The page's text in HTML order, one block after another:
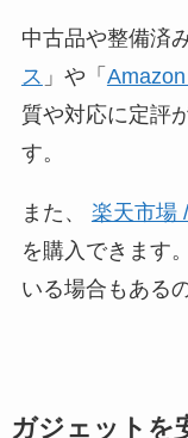
中古品や整備済
ス 」や「
質や対応に定評
す。
また、 楽天市場
を購入できます
いる場合もある
ガジェットを